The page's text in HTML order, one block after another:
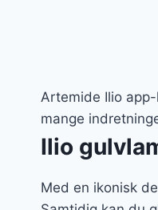
Artemide Ilio
mange
Ilio
Med en ikonisk